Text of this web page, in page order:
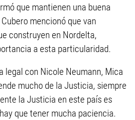
que mantienen una buena
mencionó que van
construyen en Nordelta,
a esta particularidad.
legal con Nicole Neumann, Mica
mucho de la Justicia, siempre
la Justicia en este país es
que tener mucha paciencia.